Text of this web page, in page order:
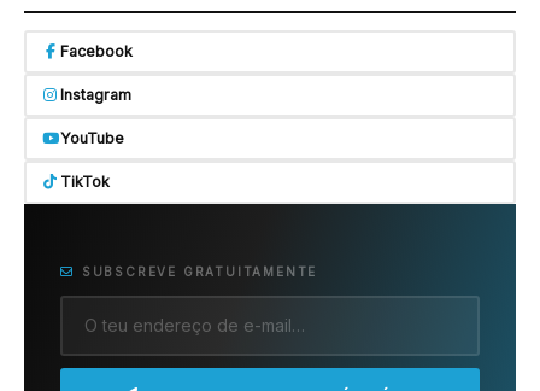
Facebook
Instagram
YouTube
TikTok
SUBSCREVE GRATUITAMENTE